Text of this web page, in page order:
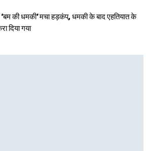
की धमकी’ मचा हड़कंप, धमकी के बाद एहतियात के
दिया गया